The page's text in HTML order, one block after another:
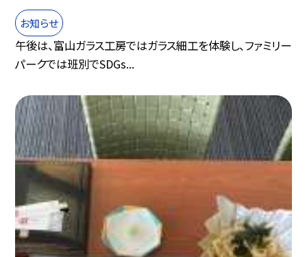
お知らせ
午後は、富山ガラス工房ではガラス細工を体験し、ファミリー
パークでは班別でSDGs...